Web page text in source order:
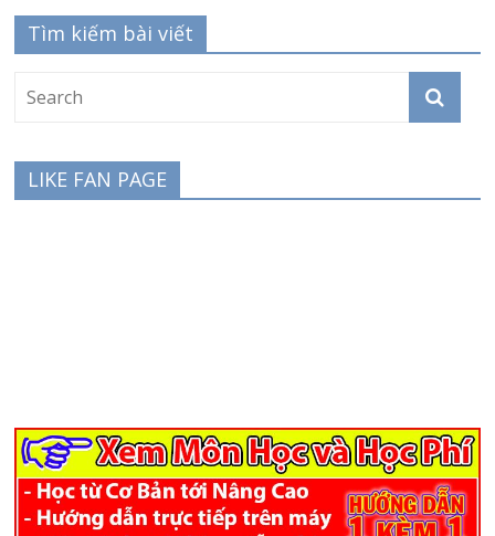
Tìm kiếm bài viết
LIKE FAN PAGE